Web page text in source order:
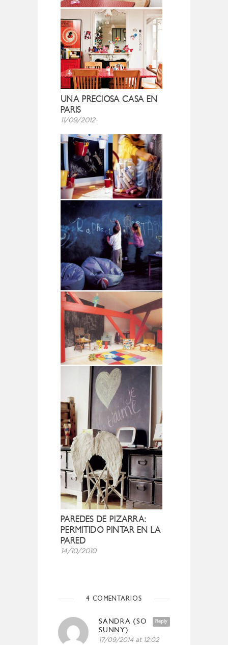
UNA PRECIOSA CASA EN
PARIS
11/09/2012
PAREDES DE PIZARRA:
PERMITIDO PINTAR EN LA
PARED
14/10/2010
4 COMENTARIOS
Reply
SANDRA (SO
SUNNY)
17/09/2014 at 12:02